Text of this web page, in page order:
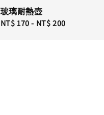
玻璃耐熱壺
Regular
NT$ 170- NT$ 200